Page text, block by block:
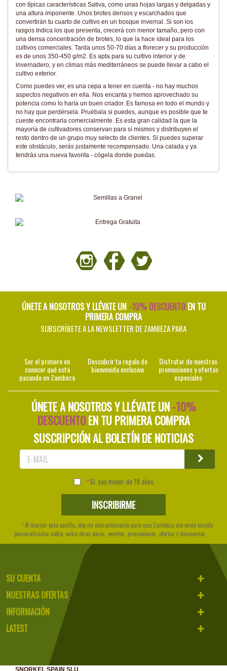
con típicas características Sativa, como unas hojas largas y delgadas y
una altura imponente. Unos brotes densos y escarchados que
convertirán tu cuarto de cultivo en un bosque invernal. Si son los
rasgos Indica los que presenta, crecerá con menor tamaño, pero con
una densa concentración de brotes, lo que la hace ideal para los
cultivos comerciales. Tarda unos 50-70 días a florecer y su producción
es de unos 350-450 g/m2. Es apta para su cultivo interior y de
invernadero, y en climas más mediterráneos se puede llevar a cabo el
cultivo exterior.
Como puedes ver, es una cepa a tener en cuenta - no hay muchos
aspectos negativos en ella. Nos encanta y hemos aprovechado su
potencia como lo haría un buen criador. Es famosa en todo el mundo y
no hay que perdérsela. Pruébala si puedes, aunque es posible que te
cueste encontrarla comercialmente. Es esta gran calidad la que la
mayoría de cultivadores conservan para sí mismos y distribuyen el
resto dentro de un grupo muy selecto de clientes. Si puedes superar
este obstáculo, serás justamente recompensado. Una calada y ya
tendrás una nueva favorita - cógela donde puedas.
ÚNETE A NOSOTROS Y LLÉVATE UN -10% DESCUENTOEN TU
PRIMERA COMPRA
SUBSCRÍBETE A LA NEWSLETTER DE ZAMBEZA PARA
Ser el primero en
conocer qué está
pasando en Zambeza
Descubrir tu regalo de
bienvenida exclusivo
Disfrutar de nuestras
promociones y ofertas
especiales
ÚNETE A NOSOTROS Y LLÉVATE UN-10%
DESCUENTOEN TU PRIMERA COMPRA
SUSCRIPCIÓN AL BOLETÍN DE NOTICIAS
Sí, soy mayor de 18 años
* Al marcar esta casilla, doy mi consentimiento para que Zambeza me envíe emails
personalizados sobre, entre otras cosas, eventos, promociones, ofertas y descuentos
SU CUENTA
NUESTRAS OFERTAS
INFORMACIÓN
LATEST
SNORKEL SPAIN SLU